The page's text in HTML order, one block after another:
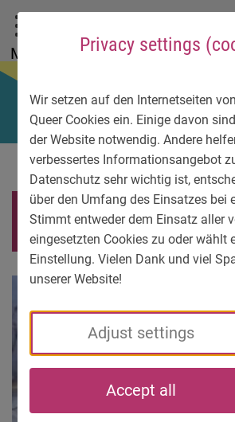
Privacy settings
Wir setzen auf den Internetseiten
Queer Cookies ein. Einige davon
der Website notwendig. Andere
verbessertes Informationsangebot
Datenschutz sehr wichtig ist,
über den Umfang des Einsatzes bei
Stimmt entweder dem Einsatz aller
eingesetzten Cookies zu oder wählt
Einstellung. Vielen Dank und viel
unserer Website!
Adjust settings
Accept all
To main menu
To language menu
To search
To content
To service information
Menu
George